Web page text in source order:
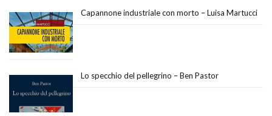
Capannone industriale con morto – Luisa Martucci
Lo specchio del pellegrino – Ben Pastor